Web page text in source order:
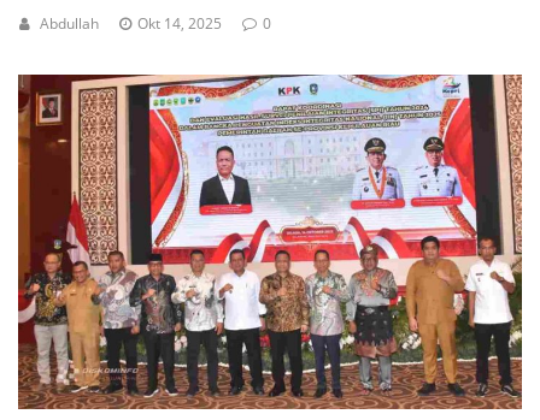
Abdullah Okt 14, 2025 0